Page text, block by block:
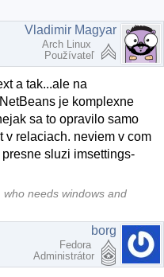
Vladimir Magyar
Arch Linux
Používateľ
a tak...ale na
je komplexne
sa to opravilo samo
v relaciach. neviem v com
sluzi imsettings-
needs windows and
borg
Fedora
Administrátor